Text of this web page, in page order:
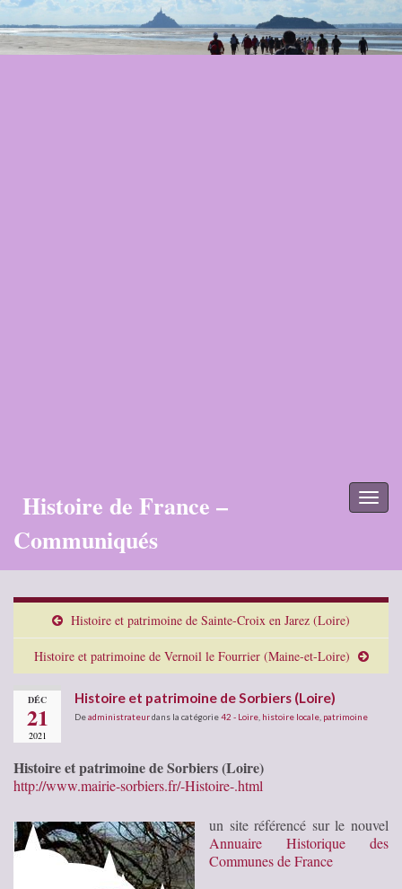
Histoire de France –
Communiqués
Histoire et patrimoine de Sainte-Croix en Jarez (Loire)
Histoire et patrimoine de Vernoil le Fourrier (Maine-et-Loire)
DÉC
21
2021
Histoire et patrimoine de Sorbiers (Loire)
Deadministrateurdans la catégorie42 - Loire histoire locale patrimoine
Histoire et patrimoine de Sorbiers (Loire)
http://www.mairie-sorbiers.fr/-Histoire-.html
un site référencé sur le nouvel
Annuaire Historique des
Communes de France